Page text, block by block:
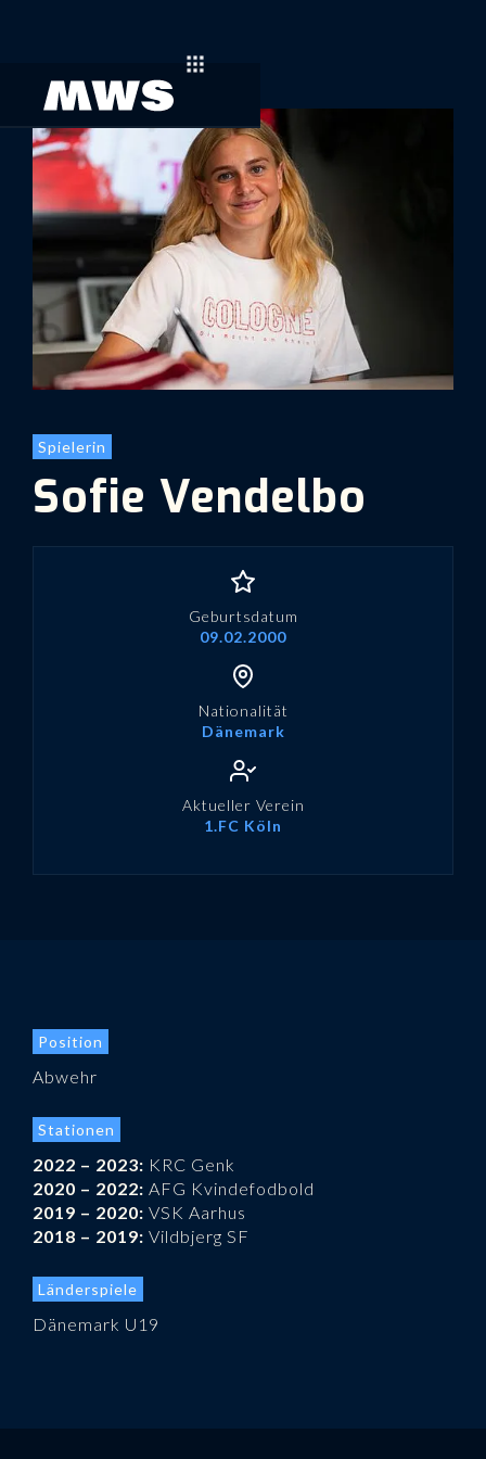
Spielerin
Sofie Vendelbo
Geburtsdatum
09.02.2000
Nationalität
Dänemark
Aktueller Verein
1.FC Köln
Position
Abwehr
Stationen
2022 – 2023: KRC Genk
2020 – 2022: AFG Kvindefodbold
2019 – 2020: VSK Aarhus
2018 – 2019: Vildbjerg SF
Länderspiele
Dänemark U19